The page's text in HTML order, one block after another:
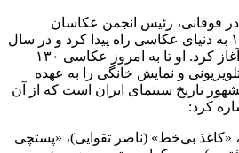
فوقانی، رئیس انجمن عکاسان
سینمای ایران در سال ۱۳۶۲ به دنیای عکاسی راه پیدا کرد و در سال
۱۳۷۱ عکاسی در سینما را آغاز کرد. او تا به امروز عکاسی ۱۳۰
و نمایش خانگی را به عهده
تاریخ سینمای ایران است که از آن
کرد:
بی‌خط» (ناصر تقوایی)، «پستچی